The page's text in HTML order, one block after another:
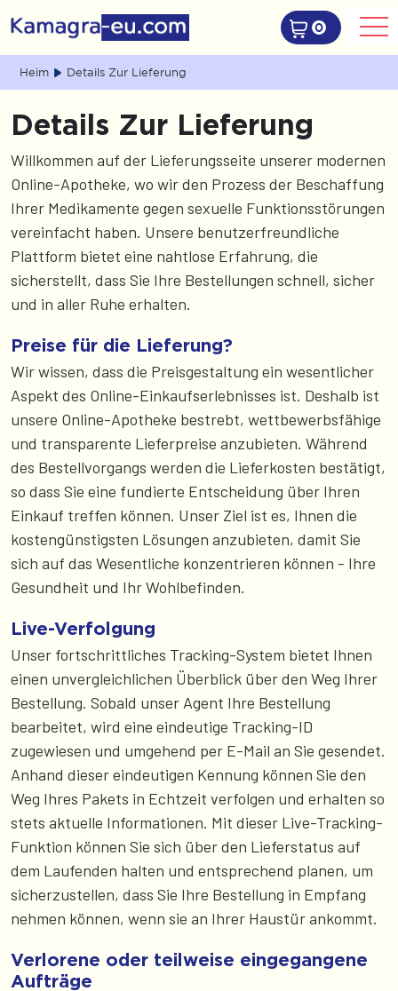
0
Heim Details Zur Lieferung
Details Zur Lieferung
Willkommen auf der Lieferungsseite unserer modernen
Online-Apotheke, wo wir den Prozess der Beschaffung
Ihrer Medikamente gegen sexuelle Funktionsstörungen
vereinfacht haben. Unsere benutzerfreundliche
Plattform bietet eine nahtlose Erfahrung, die
sicherstellt, dass Sie Ihre Bestellungen schnell, sicher
und in aller Ruhe erhalten.
Preise für die Lieferung?
Wir wissen, dass die Preisgestaltung ein wesentlicher
Aspekt des Online-Einkaufserlebnisses ist. Deshalb ist
unsere Online-Apotheke bestrebt, wettbewerbsfähige
und transparente Lieferpreise anzubieten. Während
des Bestellvorgangs werden die Lieferkosten bestätigt,
so dass Sie eine fundierte Entscheidung über Ihren
Einkauf treffen können. Unser Ziel ist es, Ihnen die
kostengünstigsten Lösungen anzubieten, damit Sie
sich auf das Wesentliche konzentrieren können - Ihre
Gesundheit und Ihr Wohlbefinden.
Live-Verfolgung
Unser fortschrittliches Tracking-System bietet Ihnen
einen unvergleichlichen Überblick über den Weg Ihrer
Bestellung. Sobald unser Agent Ihre Bestellung
bearbeitet, wird eine eindeutige Tracking-ID
zugewiesen und umgehend per E-Mail an Sie gesendet.
Anhand dieser eindeutigen Kennung können Sie den
Weg Ihres Pakets in Echtzeit verfolgen und erhalten so
stets aktuelle Informationen. Mit dieser Live-Tracking-
Funktion können Sie sich über den Lieferstatus auf
dem Laufenden halten und entsprechend planen, um
sicherzustellen, dass Sie Ihre Bestellung in Empfang
nehmen können, wenn sie an Ihrer Haustür ankommt.
Verlorene oder teilweise eingegangene
Aufträge